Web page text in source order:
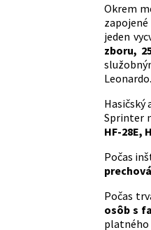
Okrem
jeden
zboru,
Leonardo.
Sprinter
HF-28E,
Počas
Počas
osôb s
platného